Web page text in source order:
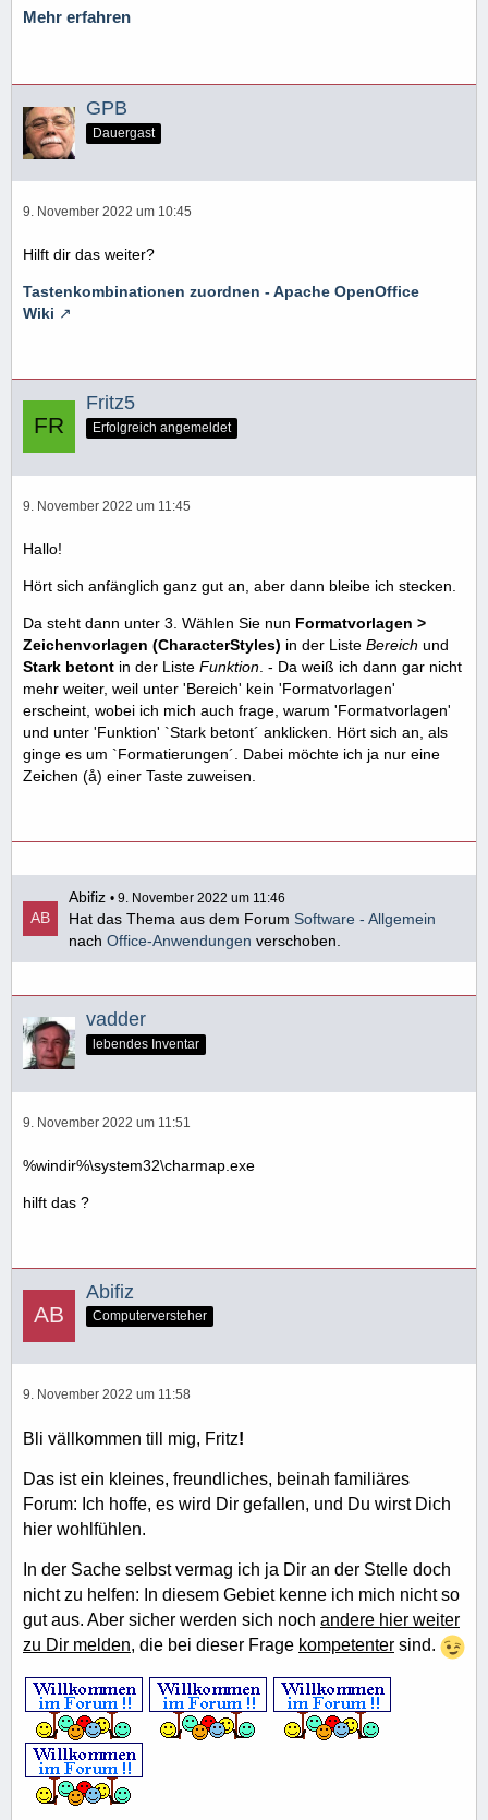
Mehr erfahren
GPB
Dauergast
9. November 2022 um 10:45
Hilft dir das weiter?
Tastenkombinationen zuordnen - Apache OpenOffice
Wiki
Fritz5
Erfolgreich angemeldet
9. November 2022 um 11:45
Hallo!
Hört sich anfänglich ganz gut an, aber dann bleibe ich stecken.
Da steht dann unter 3. Wählen Sie nun Formatvorlagen >
Zeichenvorlagen (CharacterStyles) in der Liste Bereich und
Stark betont in der Liste Funktion . - Da weiß ich dann gar nicht
mehr weiter, weil unter 'Bereich' kein 'Formatvorlagen'
erscheint, wobei ich mich auch frage, warum 'Formatvorlagen'
und unter 'Funktion' `Stark betont´ anklicken. Hört sich an, als
ginge es um `Formatierungen´. Dabei möchte ich ja nur eine
Zeichen (å) einer Taste zuweisen.
Abifiz 9. November 2022 um 11:46
Hat das Thema aus dem Forum Software - Allgemein
nach Office-Anwendungen verschoben.
vadder
lebendes Inventar
9. November 2022 um 11:51
%windir%\system32\charmap.exe
hilft das ?
Abifiz
Computerversteher
9. November 2022 um 11:58
Bli vällkommen till mig, Fritz!
Das ist ein kleines, freundliches, beinah familiäres
Forum: Ich hoffe, es wird Dir gefallen, und Du wirst Dich
hier wohlfühlen.
In der Sache selbst vermag ich ja Dir an der Stelle doch
nicht zu helfen: In diesem Gebiet kenne ich mich nicht so
gut aus. Aber sicher werden sich noch andere hier weiter
zu Dir melden, die bei dieser Frage kompetenter sind.